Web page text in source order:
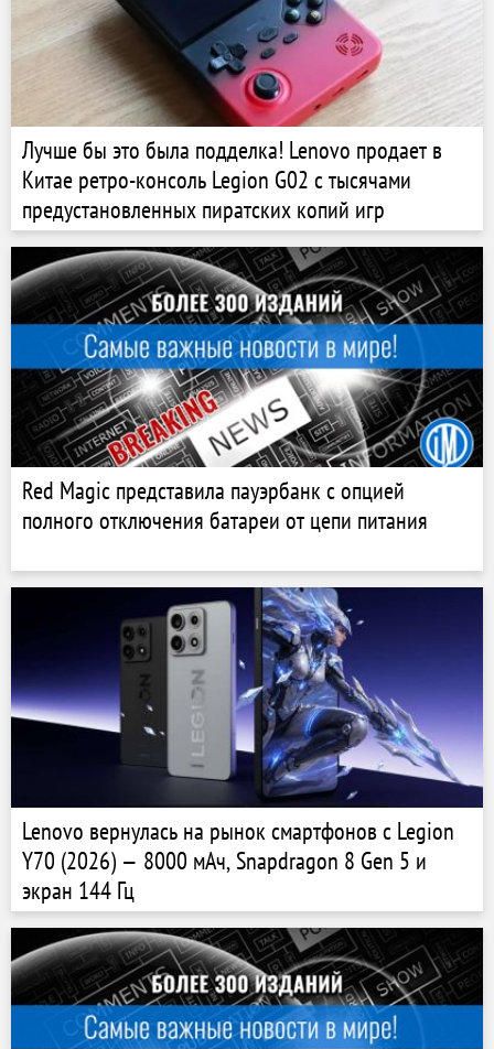
Лучше бы это была подделка! Lenovo продает в
Китае ретро-консоль Legion G02 с тысячами
предустановленных пиратских копий игр
Red Magic представила пауэрбанк с опцией
полного отключения батареи от цепи питания
Lenovo вернулась на рынок смартфонов с Legion
Y70 (2026) — 8000 мАч, Snapdragon 8 Gen 5 и
экран 144 Гц